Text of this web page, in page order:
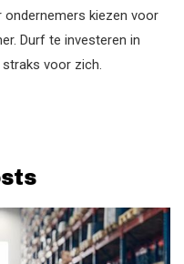
ondernemers kiezen voor
Durf te investeren in
voor zich.